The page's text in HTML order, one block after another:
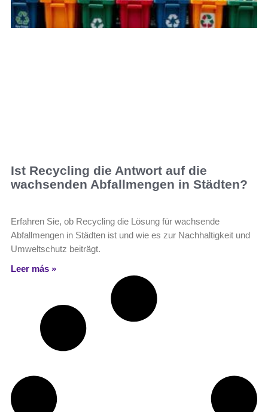
Ist Recycling die Antwort auf die
wachsenden Abfallmengen in Städten?
Erfahren Sie, ob Recycling die Lösung für wachsende
Abfallmengen in Städten ist und wie es zur Nachhaltigkeit und
Umweltschutz beiträgt.
Leer más »